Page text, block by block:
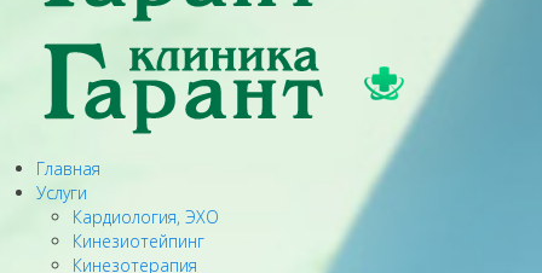
Главная
Услуги
Кардиология, ЭХО
Кинезиотейпинг
Кинезотерапия